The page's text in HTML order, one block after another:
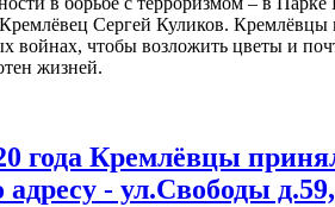
Кремлёвец Сергей Куликов.
войнах, чтобы возложить цветы и
жизней.
года Кремлёвцы
адресу - ул.Свободы